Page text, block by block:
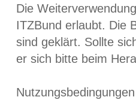
Die
ITZBund erlaubt. Die
sind geklärt. Sollte
er sich bitte beim